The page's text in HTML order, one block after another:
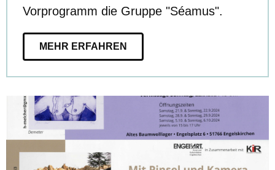
Vorprogramm die Gruppe "Séamus".
MEHR ERFAHREN